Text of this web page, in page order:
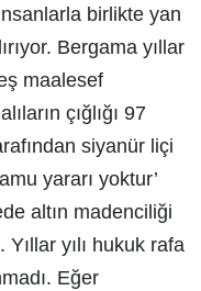
birlikte yan
Bergama yıllar
maalesef
çığlığı 97
siyanür liçi
yararı yoktur’
altın madenciliği
yılı hukuk rafa
Eğer